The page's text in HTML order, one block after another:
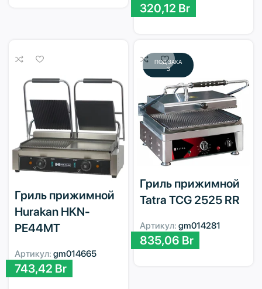
320,12 Br
Гриль прижимной
Hurakan HKN-
PE44MT
Артикул: gm014665
743,42 Br
ПОД ЗАКА
З
Гриль прижимной
Tatra TCG 2525 RR
Артикул: gm014281
835,06 Br